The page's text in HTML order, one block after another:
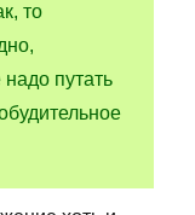
то
путать